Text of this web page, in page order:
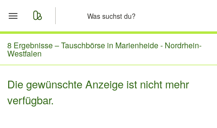
Start
Merkliste
Nachrichten
8 Ergebnisse –Tauschbörse in Marienheide - Nordrhein-
Westfalen
Die gewünschte Anzeige ist nicht mehr
verfügbar.